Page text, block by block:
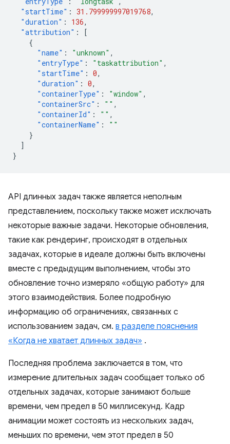
"startTime" : 31.799999997019768,
"duration" : 136,
"attribution" :
[
{
"name" : "unknown" ,
"entryType" : "taskattribution" ,
"startTime" : 0,
"duration" : 0,
"containerType" : "window" ,
"containerSrc" : "" ,
"containerId" : "" ,
"containerName" :
""
}
]
}
API длинных задач также является неполным
представлением, поскольку также может исключать
некоторые важные задачи. Некоторые обновления,
такие как рендеринг, происходят в отдельных
задачах, которые в идеале должны быть включены
вместе с предыдущим выполнением, чтобы это
обновление точно измеряло «общую работу» для
этого взаимодействия. Более подробную
информацию об ограничениях, связанных с
использованием задач, см. в разделе пояснения
«Когда не хватает длинных задач» .
Последняя проблема заключается в том, что
измерение длительных задач сообщает только об
отдельных задачах, которые занимают больше
времени, чем предел в 50 миллисекунд. Кадр
анимации может состоять из нескольких задач,
меньших по времени, чем этот предел в 50